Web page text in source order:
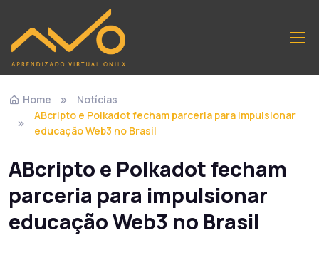
Home
Notícias
ABcripto e Polkadot fecham parceria para impulsionar
educação Web3 no Brasil
ABcripto e Polkadot fecham
parceria para impulsionar
educação Web3 no Brasil